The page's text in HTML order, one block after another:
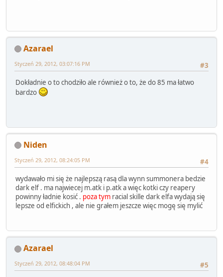
Azarael
#3
Styczeń 29, 2012, 03:07:16 PM
Dokładnie o to chodziło ale również o to, że do 85 ma łatwo
bardzo
Niden
#4
Styczeń 29, 2012, 08:24:05 PM
wydawało mi się że najlepszą rasą dla wynn summonera bedzie
dark elf . ma najwiecej m.atk i p.atk a więc kotki czy reapery
powinny ładnie kosić . poza tym racial skille dark elfa wydają się
lepsze od elfickich , ale nie grałem jeszcze więc mogę się mylić
Azarael
#5
Styczeń 29, 2012, 08:48:04 PM